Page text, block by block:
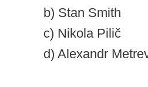
b) Stan Smith
c) Nikola Pilič
d) Alexandr